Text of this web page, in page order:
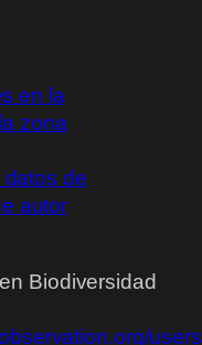
en la
zona
de
autor
Biodiversidad